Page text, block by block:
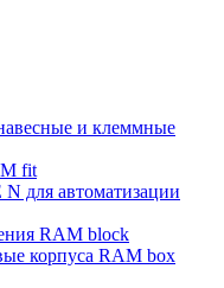
и клеммные
fit
для автоматизации
RAM block
корпуса RAM box